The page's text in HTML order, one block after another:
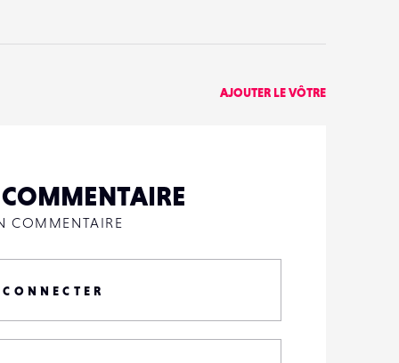
AJOUTER LE VÔTRE
COMMENTAIRE